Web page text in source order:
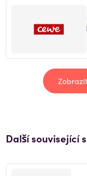
Další související